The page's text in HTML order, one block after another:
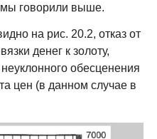
говорили выше.
на рис. 20.2, отказ от
денег к золоту,
обесценения
цен (в данном случае в